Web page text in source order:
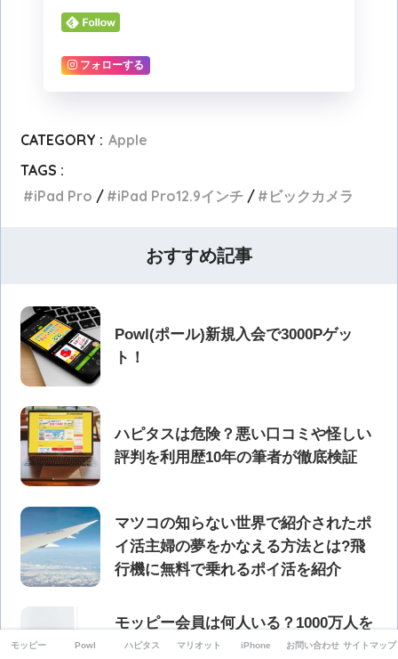
フォローする
CATEGORY : Apple
TAGS :
iPad Pro
iPad Pro12.9インチ ビックカメラ
おすすめ記事
Powl(ポール)新規入会で3000Pゲッ
ト！
ハピタスは危険？悪い口コミや怪しい
評判を利用歴10年の筆者が徹底検証
マツコの知らない世界で紹介されたポ
イ活主婦の夢をかなえる方法とは?飛
行機に無料で乗れるポイ活を紹介
モッピー会員は何人いる？1000万人を
突破したポイントサイトのメリットを
モッピー Powl ハピタス マリオット iPhone お問い合わせ サイトマップ